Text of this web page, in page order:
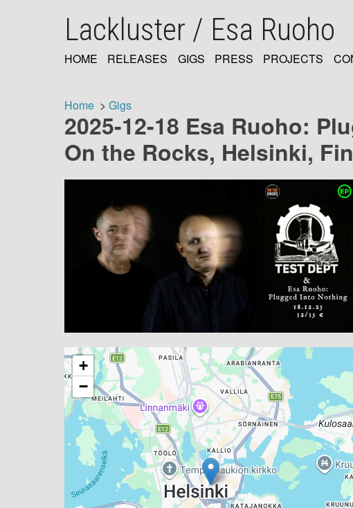
Lackluster / Esa Ruoho
NAVIGATION
HOME RELEASES GIGS PRESS PROJECTS
Breadcrumb
Home Gigs
2025-12-18 Esa Ruoho:
On the Rocks, Helsinki,
+
−